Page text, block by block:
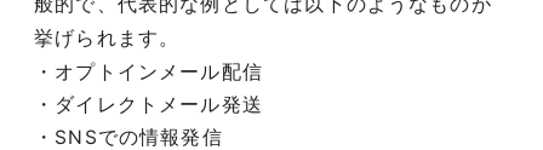
挙げられます。
・オプトインメール配信
・ダイレクトメール発送
・SNSでの情報発信